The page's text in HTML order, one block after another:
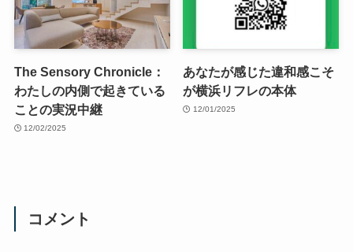
The Sensory Chronicle：
わたしの内側で起きている
ことの実況中継
12/02/2025
あなたが感じた違和感こそ
が横浜リフレの本体
12/01/2025
コメント